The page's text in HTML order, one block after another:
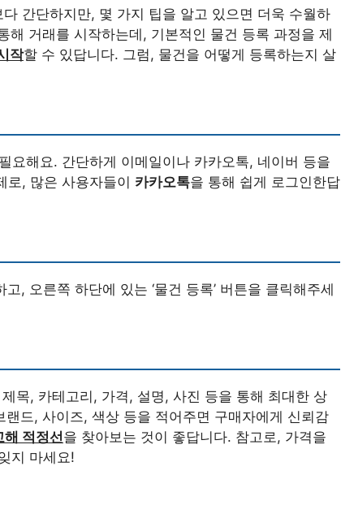
간단하지만, 몇 가지 팁을 알고 있으면 더욱 수월하
해 거래를 시작하는데, 기본적인 물건 등록 과정을 제
작할 수 있답니다. 그럼, 물건을 어떻게 등록하는지 살
요해요. 간단하게 이메일이나 카카오톡, 네이버 등을
로, 많은 사용자들이 카카오톡을 통해 쉽게 로그인한답
, 오른쪽 하단에 있는 ‘물건 등록’ 버튼을 클릭해주세
목, 카테고리, 가격, 설명, 사진 등을 통해 최대한 상
드, 사이즈, 색상 등을 적어주면 구매자에게 신뢰감
해 적정선을 찾아보는 것이 좋답니다. 참고로, 가격을
지 마세요!